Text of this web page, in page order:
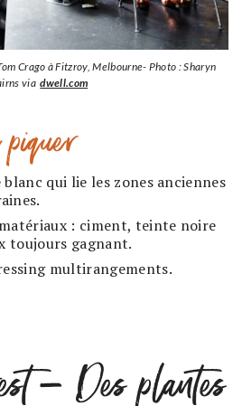
Crago à Fitzroy, Melbourne- Photo :Sharyn
via dwell.com
piquer
qui lie les zones anciennes
: ciment, teinte noire
toujours gagnant.
multirangements.
– Des plantes